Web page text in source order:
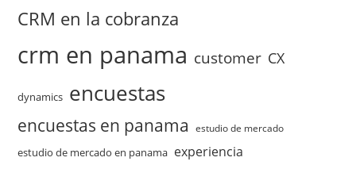
CRM en la cobranza
crm en panama customer CX
dynamics encuestas
encuestas en panama estudio de mercado
estudio de mercado en panama experiencia